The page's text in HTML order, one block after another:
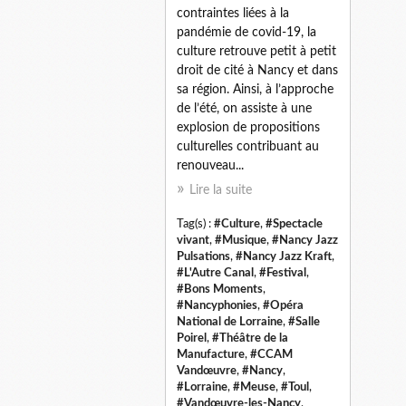
contraintes liées à la
pandémie de covid-19, la
culture retrouve petit à petit
droit de cité à Nancy et dans
sa région. Ainsi, à l’approche
de l’été, on assiste à une
explosion de propositions
culturelles contribuant au
renouveau...
Lire la suite
Tag(s) : #Culture, #Spectacle
vivant, #Musique, #Nancy Jazz
Pulsations, #Nancy Jazz Kraft,
#L'Autre Canal , #Festival ,
#Bons Moments,
#Nancyphonies, #Opéra
National de Lorraine, #Salle
Poirel , #Théâtre de la
Manufacture, #CCAM
Vandœuvre, #Nancy,
#Lorraine, #Meuse, #Toul ,
#Vandœuvre-les-Nancy,